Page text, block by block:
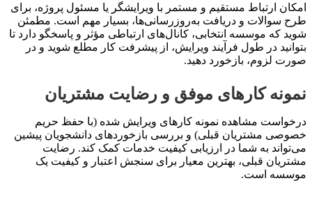
امکان ارتباط مستقیم و مستمر با ویرایشگر یا مسئول پروژه، برای
طرح سوالات و دریافت به‌روزرسانی‌ها، بسیار مهم است. مطمئن
شوید که موسسه انتخابی، کانال‌های ارتباطی مؤثر و پاسخگو دارد تا
بتوانید در طول فرآیند ویرایش، از پیشرفت کار مطلع شوید و در
صورت لزوم، بازخورد دهید.
نمونه کارهای موفق و رضایت مشتریان
درخواست مشاهده نمونه کارهای ویرایش شده (با حفظ حریم
خصوصی مشتریان قبلی) و بررسی بازخوردهای دانشجویان پیشین
می‌تواند به شما در ارزیابی کیفیت خدمات کمک کند. رضایت
مشتریان قبلی، بهترین معیار برای سنجش اعتبار و کیفیت یک
موسسه است.